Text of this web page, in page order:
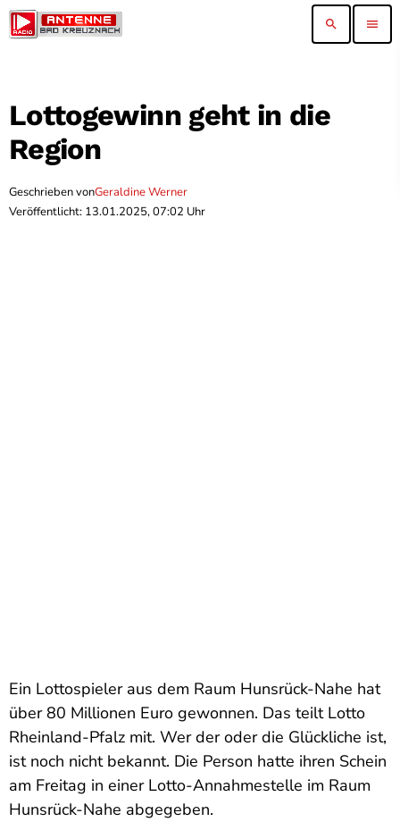
search menu
Lottogewinn geht in die
Region
Geschrieben vonGeraldine Werner
Veröffentlicht: 13.01.2025, 07:02 Uhr
Ein Lottospieler aus dem Raum Hunsrück-Nahe hat
über 80 Millionen Euro gewonnen. Das teilt Lotto
Rheinland-Pfalz mit. Wer der oder die Glückliche ist,
ist noch nicht bekannt. Die Person hatte ihren Schein
am Freitag in einer Lotto-Annahmestelle im Raum
Hunsrück-Nahe abgegeben.